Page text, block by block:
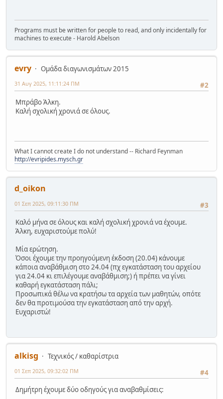
Programs must be written for people to read, and only incidentally for
machines to execute - Harold Abelson
evry
Ομάδα διαγωνισμάτων 2015
#2
31 Αυγ 2025, 11:11:24 ΠΜ
Μπράβο Άλκη.
Καλή σχολική χρονιά σε όλους.
What I cannot create I do not understand -- Richard Feynman
http://evripides.mysch.gr
d_oikon
#3
01 Σεπ 2025, 09:11:30 ΠΜ
Καλό μήνα σε όλους και καλή σχολική χρονιά να έχουμε.
Άλκη, ευχαριστούμε πολύ!
Μία ερώτηση.
Όσοι έχουμε την προηγούμενη έκδοση (20.04) κάνουμε
κάποια αναβάθμιση στο 24.04 (πχ εγκατάσταση του αρχείου
για 24.04 κι επιλέγουμε αναβάθμιση;) ή πρέπει να γίνει
καθαρή εγκατάσταση πάλι;
Προσωπικά θέλω να κρατήσω τα αρχεία των μαθητών, οπότε
δεν θα προτιμούσα την εγκατάσταση από την αρχή.
Ευχαριστώ!
alkisg
Τεχνικός / καθαρίστρια
#4
01 Σεπ 2025, 09:32:02 ΠΜ
Δημήτρη έχουμε δύο οδηγούς για αναβαθμίσεις: